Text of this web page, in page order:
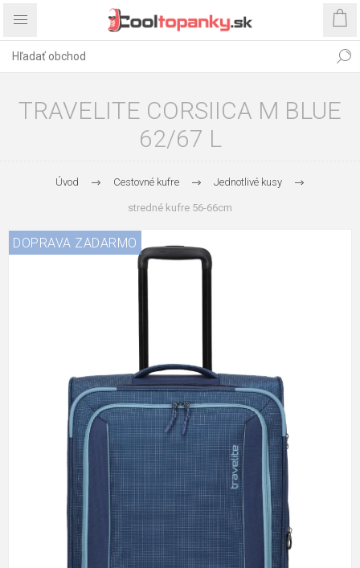
TRAVELITE CORSIICA M BLUE
62/67 L
Úvod Cestovné kufre Jednotlivé kusy
stredné kufre 56-66cm
DOPRAVA ZADARMO